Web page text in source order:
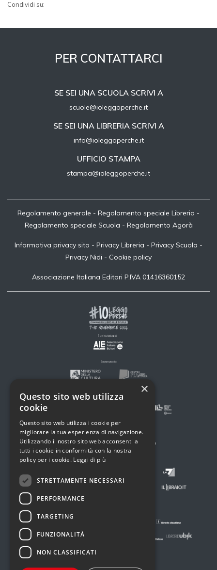
Condividi su:
PER CONTATTARCI
SE SEI UNA SCUOLA SCRIVI A
scuole@ioleggoperche.it
SE SEI UNA LIBRERIA SCRIVI A
info@ioleggoperche.it
UFFICIO STAMPA
stampa@ioleggoperche.it
Regolamento generale - Regolamento speciale Libreria -
Regolamento speciale Scuola - Regolamento Agorà
Informativa privacy sito - Privacy Libreria - Privacy Scuola -
Privacy Nidi - Cookie policy
Associazione Italiana Editori P.IVA 01416360152
×
Questo sito web utilizza
cookie
Questo sito web utilizza i cookie per
migliorare la tua esperienza di navigazione.
Utilizzando il nostro sito web acconsenti a
tutti i cookie in conformità con la nostra
policy per i cookie. Leggi di più
STRETTAMENTE NECESSARI
PERFORMANCE
TARGETING
FUNZIONALITÀ
NON CLASSIFICATI